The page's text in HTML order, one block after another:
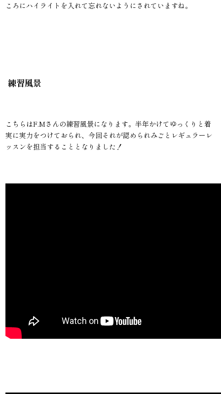
ころにハイライトを入れて忘れないようにされていますね。
練習風景
こちらはF.Mさんの練習風景になります。半年かけてゆっくりと着
実に実力をつけておられ、今回それが認められみごとレギュラーレ
ッスンを担当することとなりました！